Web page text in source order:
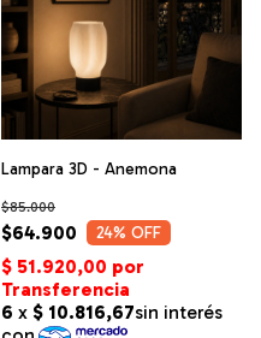
Lampara 3D - Anemona
$64.900
$85.000
24% OFF